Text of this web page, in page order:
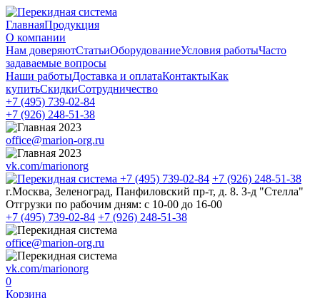
ГлавнаяПродукция
О компании
Нам доверяютСтатьиОборудованиеУсловия работыЧасто
задаваемые вопросы
Наши работыДоставка и оплатаКонтактыКак
купитьСкидкиСотрудничество
+7 (495) 739-02-84
+7 (926) 248-51-38
office@marion-org.ru
vk.com/marionorg
+7 (495) 739-02-84 +7 (926) 248-51-38
г.Москва, Зеленоград, Панфиловский пр-т, д. 8. З-д "Стелла"
Отгрузки по рабочим дням: с 10-00 до 16-00
+7 (495) 739-02-84 +7 (926) 248-51-38
office@marion-org.ru
vk.com/marionorg
0
Корзина